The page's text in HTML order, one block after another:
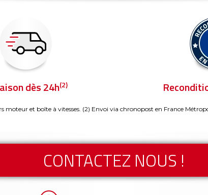
dès 24h(2)
moteur et boîte à vitesses. (2) Envoi via chronopost en France
CONTACTEZ NOUS !